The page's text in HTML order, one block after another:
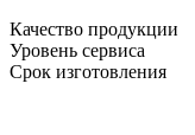
Качество продукции
Уровень сервиса
Срок изготовления